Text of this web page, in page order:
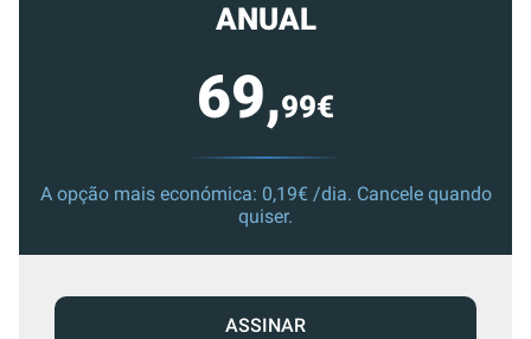
ANUAL
69,99€
A opção mais económica: 0,19€ /dia. Cancele quando
quiser.
ASSINAR